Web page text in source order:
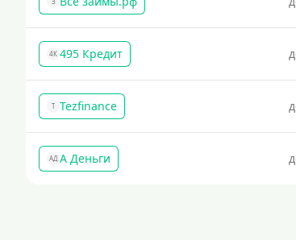
4К 495 Кредит
T Tezfinance
АД А Деньги